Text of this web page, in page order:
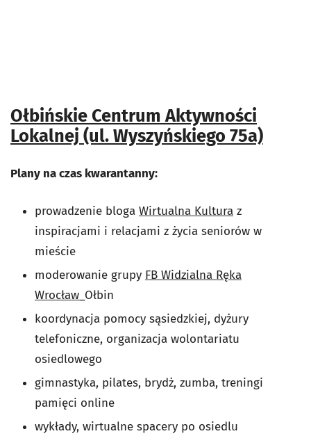
Ołbińskie Centrum Aktywności
Lokalnej (ul. Wyszyńskiego 75a)
Plany na czas kwarantanny:
prowadzenie bloga Wirtualna Kultura z
inspiracjami i relacjami z życia seniorów w
mieście
moderowanie grupy FB Widzialna Ręka
Wrocław _Ołbin
koordynacja pomocy sąsiedzkiej, dyżury
telefoniczne, organizacja wolontariatu
osiedlowego
gimnastyka, pilates, brydż, zumba, treningi
pamięci online
wykłady, wirtualne spacery po osiedlu